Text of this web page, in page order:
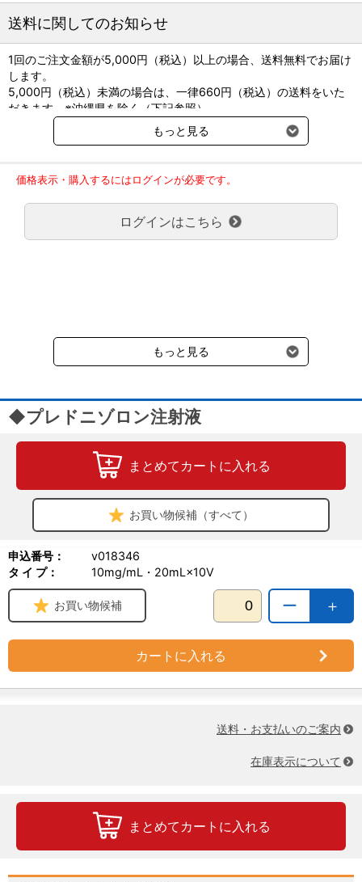
送料に関してのお知らせ
1回のご注文金額が5,000円（税込）以上の場合、送料無料でお届け
します。
5,000円（税込）未満の場合は、一律660円（税込）の送料をいた
だきます。※沖縄県を除く（下記参照）
※2017年11月14日（火）より沖縄県へのお届けにつきましては、1
回のご注文金額（税込）が、30,000円以上で配送無料となります。
ご了承のほどよろしくお願い致します。
弊社都合でお届けが２回以上に分かれる場合の送料負担は、１回分
のみで新たな送料は発生しません。
大型商品送料が必要な商品をご注文の場合は、大型商品送料のみご
負担頂きます。
受けます。
もっと見る
価格表示・購入するにはログインが必要です。
ログインはこちら
もっと見る
◆プレドニゾロン注射液
まとめてカートに入れる
お買い物候補（すべて）
申込番号：
v018346
タ イ プ：
10mg/mL・20mL×10V
＋
ー
お買い物候補
カートに入れる
送料・お支払いのご案内
在庫表示について
まとめてカートに入れる